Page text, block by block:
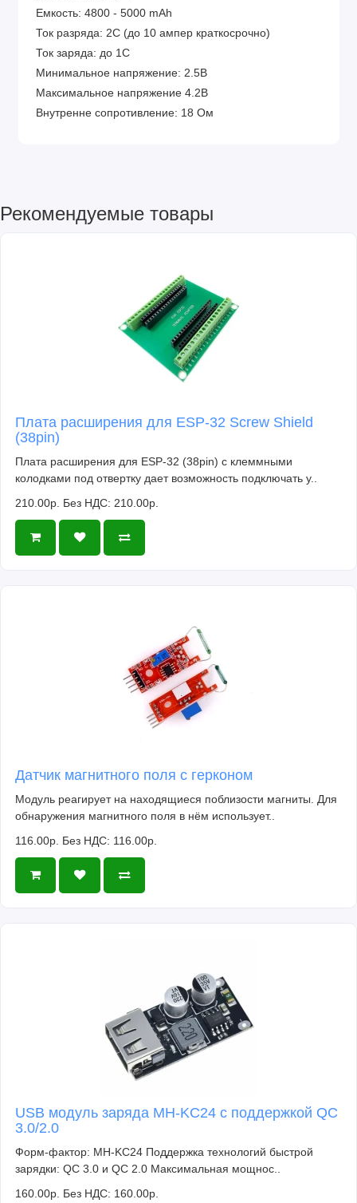
Емкость: 4800 - 5000 mAh
Ток разряда: 2С (до 10 ампер краткосрочно)
Ток заряда: до 1C
Минимальное напряжение: 2.5В
Максимальное напряжение 4.2В
Внутренне сопротивление: 18 Ом
Рекомендуемые товары
Плата расширения для ESP-32 Screw Shield
(38pin)
Плата расширения для ESP-32 (38pin) с клеммными
колодками под отвертку дает возможность подключать у..
210.00р. Без НДС: 210.00р.
Датчик магнитного поля с герконом
Модуль реагирует на находящиеся поблизости магниты. Для
обнаружения магнитного поля в нём использует..
116.00р. Без НДС: 116.00р.
USB модуль заряда MH-KC24 с поддержкой QC
3.0/2.0
Форм-фактор: MH-KC24 Поддержка технологий быстрой
зарядки: QC 3.0 и QC 2.0 Максимальная мощнос..
160.00р. Без НДС: 160.00р.